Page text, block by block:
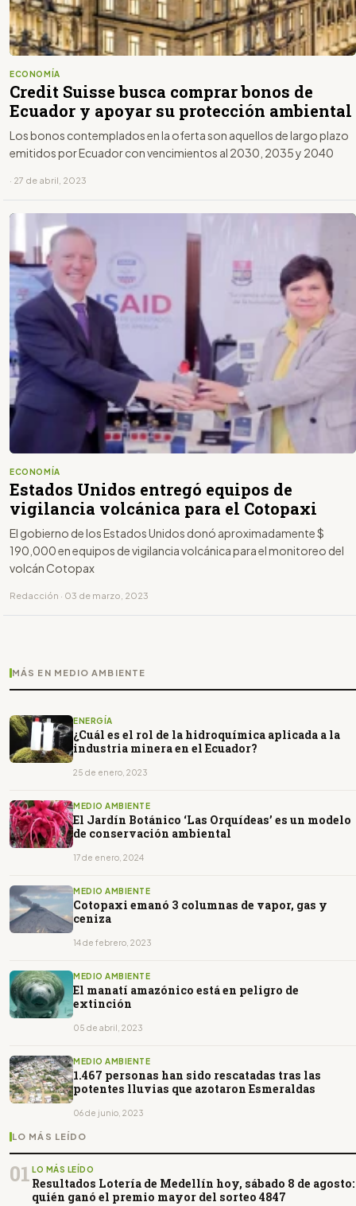
ECONOMÍA
Credit Suisse busca comprar bonos de
Ecuador y apoyar su protección ambiental
Los bonos contemplados en la oferta son aquellos de largo plazo
emitidos por Ecuador con vencimientos al 2030, 2035 y 2040
· 27 de abril, 2023
ECONOMÍA
Estados Unidos entregó equipos de
vigilancia volcánica para el Cotopaxi
El gobierno de los Estados Unidos donó aproximadamente $
190,000 en equipos de vigilancia volcánica para el monitoreo del
volcán Cotopax
Redacción · 03 de marzo, 2023
MÁS EN MEDIO AMBIENTE
ENERGÍA
¿Cuál es el rol de la hidroquímica aplicada a la
industria minera en el Ecuador?
25 de enero, 2023
MEDIO AMBIENTE
El Jardín Botánico ‘Las Orquídeas’ es un modelo
de conservación ambiental
17 de enero, 2024
MEDIO AMBIENTE
Cotopaxi emanó 3 columnas de vapor, gas y
ceniza
14 de febrero, 2023
MEDIO AMBIENTE
El manatí amazónico está en peligro de
extinción
05 de abril, 2023
MEDIO AMBIENTE
1.467 personas han sido rescatadas tras las
potentes lluvias que azotaron Esmeraldas
06 de junio, 2023
LO MÁS LEÍDO
01 LO MÁS LEÍDO
Resultados Lotería de Medellín hoy, sábado 8 de agosto:
quién ganó el premio mayor del sorteo 4847